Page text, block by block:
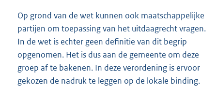
Op grond van de wet kunnen ook maatschappelijke
partijen om toepassing van het uitdaagrecht vragen.
In de wet is echter geen definitie van dit begrip
opgenomen. Het is dus aan de gemeente om deze
groep af te bakenen. In deze verordening is ervoor
gekozen de nadruk te leggen op de lokale binding.